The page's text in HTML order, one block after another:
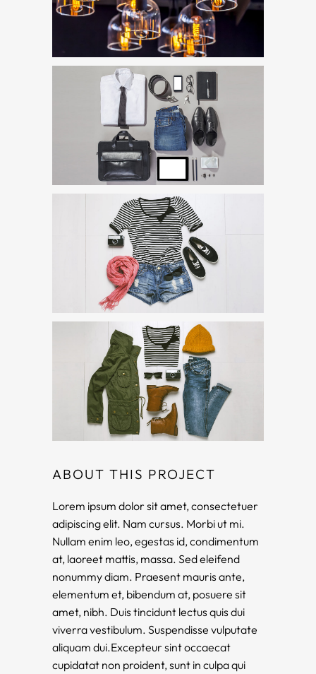
ABOUT THIS PROJECT
Lorem ipsum dolor sit amet, consectetuer
adipiscing elit. Nam cursus. Morbi ut mi.
Nullam enim leo, egestas id, condimentum
at, laoreet mattis, massa. Sed eleifend
nonummy diam. Praesent mauris ante,
elementum et, bibendum at, posuere sit
amet, nibh. Duis tincidunt lectus quis dui
viverra vestibulum. Suspendisse vulputate
aliquam dui.Excepteur sint occaecat
cupidatat non proident, sunt in culpa qui